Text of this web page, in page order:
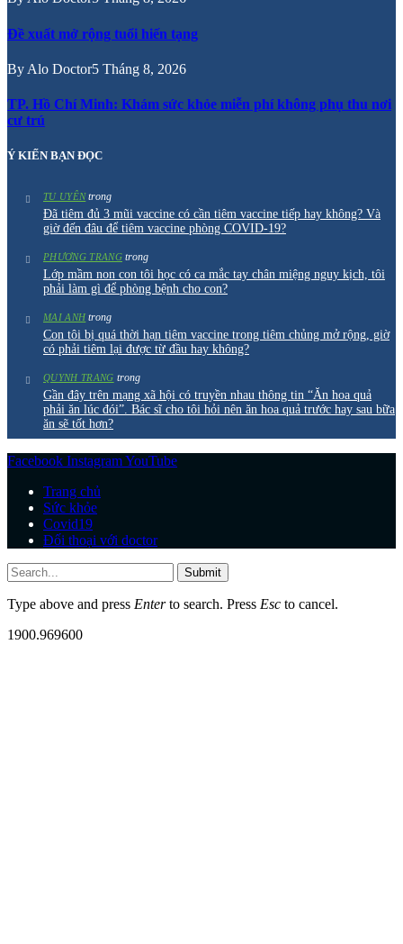
Đề xuất mở rộng tuổi hiến tạng
By Alo Doctor5 Tháng 8, 2026
TP. Hồ Chí Minh: Khám sức khỏe miễn phí không phụ thu nơi
cư trú
Ý KIẾN BẠN ĐỌC
TU UYÊNtrong
Đã tiêm đủ 3 mũi vaccine có cần tiêm vaccine tiếp hay không? Và
giờ đến đâu để tiêm vaccine phòng COVID-19?
PHƯƠNG TRANGtrong
Lớp mầm non con tôi học có ca mắc tay chân miệng nguy kịch, tôi
phải làm gì để phòng bệnh cho con?
MAI ANH trong
Con tôi bị quá thời hạn tiêm vaccine trong tiêm chủng mở rộng, giờ
có phải tiêm lại được từ đầu hay không?
QUYNH TRANG trong
Gần đây trên mạng xã hội có truyền nhau thông tin “Ăn hoa quả
phải ăn lúc đói”. Bác sĩ cho tôi hỏi nên ăn hoa quả trước hay sau bữa
ăn sẽ tốt hơn?
Facebook InstagramYouTube
Trang chủ
Sức khỏe
Covid19
Đối thoại với doctor
Submit
Type above and press Enterto search. Press Esc to cancel.
1900.969600